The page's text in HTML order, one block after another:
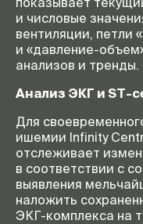
и числовые
вентиляции, петли
и «давление-
анализов и тренды.
Анализ ЭКГ и ST-
Для
ишемии Infinity
отслеживает
в соответствии с
выявления
наложить
ЭКГ-комплекса на